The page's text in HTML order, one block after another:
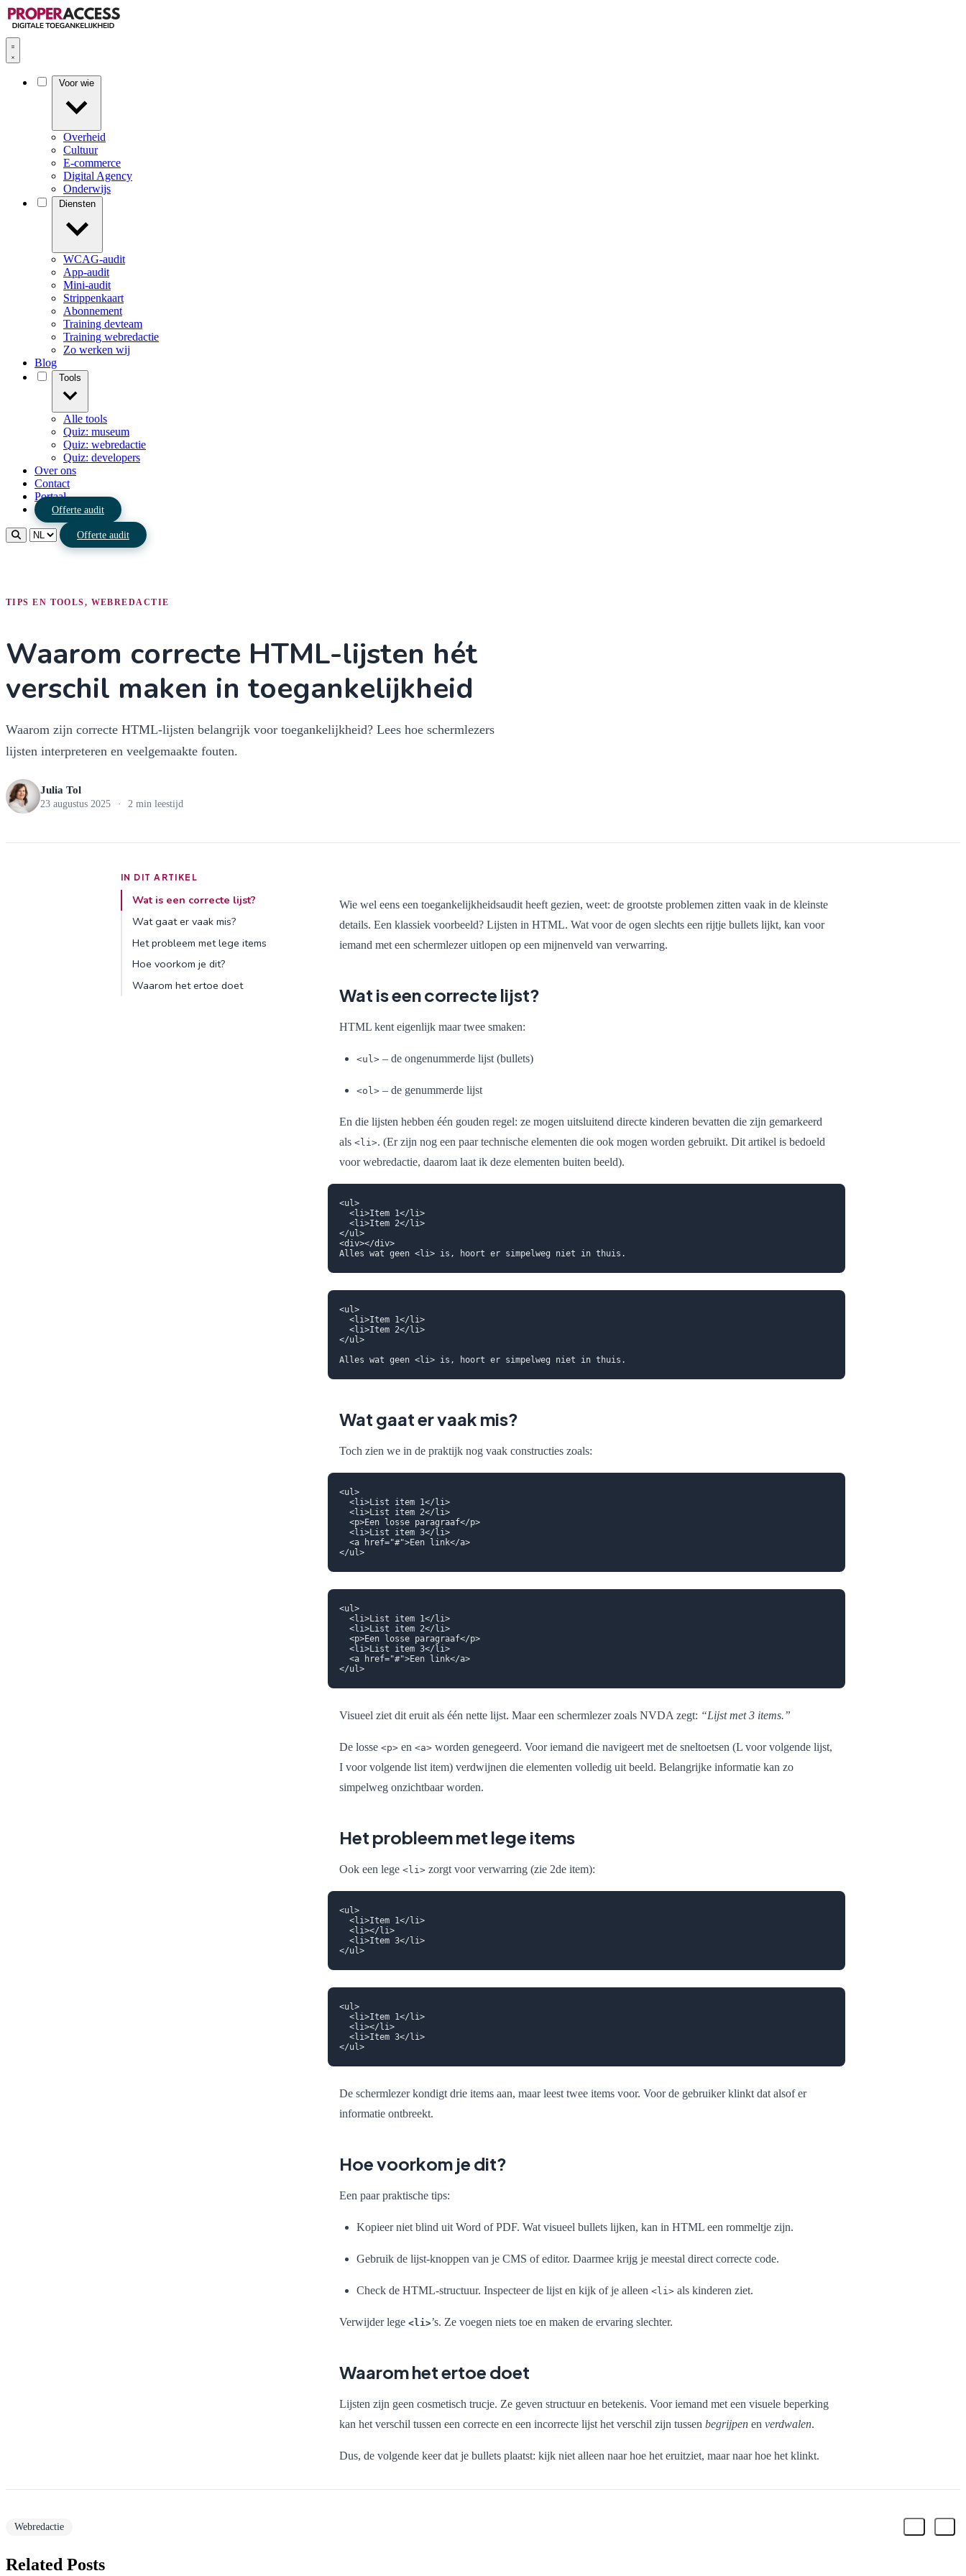
Overheid
Cultuur
E-commerce
Digital Agency
Onderwijs
WCAG-audit
App-audit
Mini-audit
Strippenkaart
Abonnement
Training devteam
Training webredactie
Zo werken wij
Blog
Alle tools
Quiz: museum
Quiz: webredactie
Quiz: developers
Over ons
Contact
Portaal
Offerte audit
Offerte audit
TIPS EN TOOLS, WEBREDACTIE
Waarom correcte HTML-lijsten hét
verschil maken in toegankelijkheid
Waarom zijn correcte HTML-lijsten belangrijk voor toegankelijkheid? Lees hoe schermlezers
lijsten interpreteren en veelgemaakte fouten.
Julia Tol
23 augustus 2025 · 2 min leestijd
IN DIT ARTIKEL
Wat is een correcte lijst?
Wat gaat er vaak mis?
Het probleem met lege items
Hoe voorkom je dit?
Waarom het ertoe doet
Wie wel eens een toegankelijkheidsaudit heeft gezien, weet: de grootste problemen zitten vaak in de kleinste
details. Een klassiek voorbeeld? Lijsten in HTML. Wat voor de ogen slechts een rijtje bullets lijkt, kan voor
iemand met een schermlezer uitlopen op een mijnenveld van verwarring.
Wat is een correcte lijst?
HTML kent eigenlijk maar twee smaken:
<ul> – de ongenummerde lijst (bullets)
<ol> – de genummerde lijst
En die lijsten hebben één gouden regel: ze mogen uitsluitend directe kinderen bevatten die zijn gemarkeerd
als <li>. (Er zijn nog een paar technische elementen die ook mogen worden gebruikt. Dit artikel is bedoeld
voor webredactie, daarom laat ik deze elementen buiten beeld).
<ul>
  <li>Item 1</li>
  <li>Item 2</li>
</ul>
<div></div>
<ul>
  <li>Item 1</li>
  <li>Item 2</li>
</ul>
Wat gaat er vaak mis?
Toch zien we in de praktijk nog vaak constructies zoals:
<ul>
  <li>List item 1</li>
  <li>List item 2</li>
  <p>Een losse paragraaf</p>
  <li>List item 3</li>
  <a href="#">Een link</a>
<ul>
  <li>List item 1</li>
  <li>List item 2</li>
  <p>Een losse paragraaf</p>
  <li>List item 3</li>
  <a href="#">Een link</a>
Visueel ziet dit eruit als één nette lijst. Maar een schermlezer zoals NVDA zegt: “Lijst met 3 items.”
De losse <p> en <a> worden genegeerd. Voor iemand die navigeert met de sneltoetsen (L voor volgende lijst,
I voor volgende list item) verdwijnen die elementen volledig uit beeld. Belangrijke informatie kan zo
simpelweg onzichtbaar worden.
Het probleem met lege items
Ook een lege <li> zorgt voor verwarring (zie 2de item):
<ul>
  <li>Item 1</li>
  <li></li>
  <li>Item 3</li>
<ul>
  <li>Item 1</li>
  <li></li>
  <li>Item 3</li>
De schermlezer kondigt drie items aan, maar leest twee items voor. Voor de gebruiker klinkt dat alsof er
informatie ontbreekt.
Hoe voorkom je dit?
Een paar praktische tips:
Kopieer niet blind uit Word of PDF. Wat visueel bullets lijken, kan in HTML een rommeltje zijn.
Gebruik de lijst-knoppen van je CMS of editor. Daarmee krijg je meestal direct correcte code.
Check de HTML-structuur. Inspecteer de lijst en kijk of je alleen <li> als kinderen ziet.
Verwijder lege <li>’s. Ze voegen niets toe en maken de ervaring slechter.
Waarom het ertoe doet
Lijsten zijn geen cosmetisch trucje. Ze geven structuur en betekenis. Voor iemand met een visuele beperking
kan het verschil tussen een correcte en een incorrecte lijst het verschil zijn tussen begrijpen en verdwalen.
Dus, de volgende keer dat je bullets plaatst: kijk niet alleen naar hoe het eruitziet, maar naar hoe het klinkt.
Webredactie
Related Posts